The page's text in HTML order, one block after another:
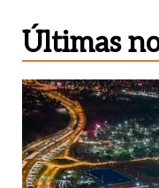
Últimas